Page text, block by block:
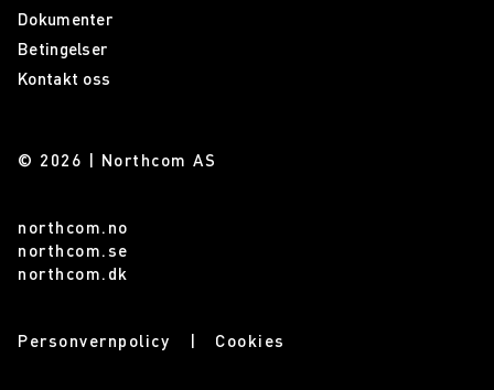
Dokumenter
Betingelser
Kontakt oss
© 2026 | Northcom AS
northcom.no
northcom.se
northcom.dk
Personvernpolicy Cookies